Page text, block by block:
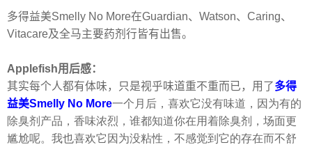
多得益美Smelly No More在Guardian、 Watson、 Caring、
Vitacare及全马主要药剂行皆有出售。
Applefish用后感：
其实每个人都有体味，只是视乎味道重不重而已，用了多得
益美Smelly No More一个月后，喜欢它没有味道，因为有的
除臭剂产品，香味浓烈，谁都知道你在用着除臭剂，场面更
尴尬呢。我也喜欢它因为没粘性，不感觉到它的存在而不舒